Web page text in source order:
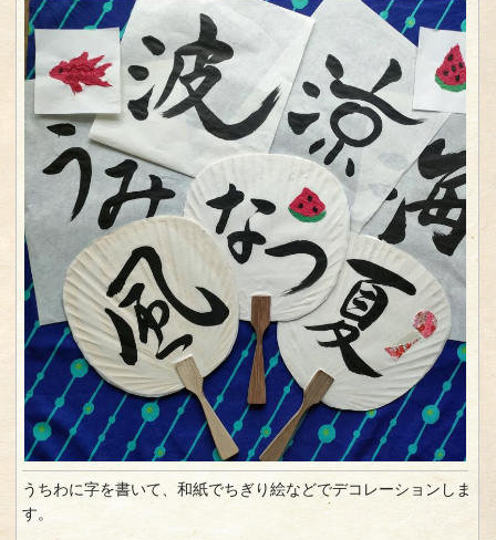
うちわに字を書いて、和紙でちぎり絵などでデコレーションしま
す。